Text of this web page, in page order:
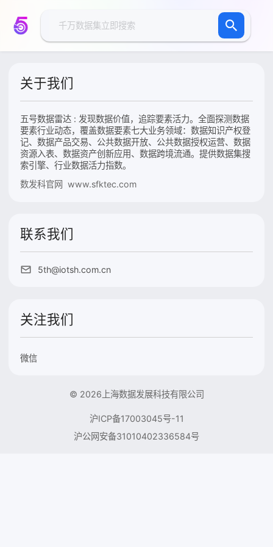
关于我们
五号数据雷达 : 发现数据价值，追踪要素活力。全面探测数据
要素行业动态，覆盖数据要素七大业务领域：数据知识产权登
记、数据产品交易、公共数据开放、公共数据授权运营、数据
资源入表、数据资产创新应用、数据跨境流通。提供数据集搜
索引擎、行业数据活力指数。
数发科官网 www.sfktec.com
联系我们
5th@iotsh.com.cn
关注我们
微信
© 2026上海数据发展科技有限公司
沪ICP备17003045号-11
沪公网安备31010402336584号